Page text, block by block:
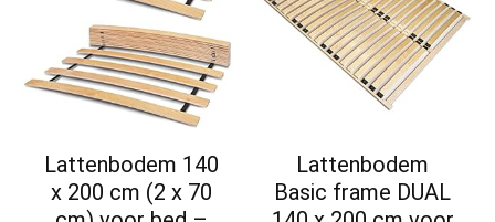
Lattenbodem 140
x 200 cm (2 x 70
Lattenbodem
Basic frame DUAL